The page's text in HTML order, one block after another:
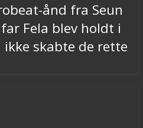
ånd fra Seun
Fela blev holdt i
ikke skabte de rette